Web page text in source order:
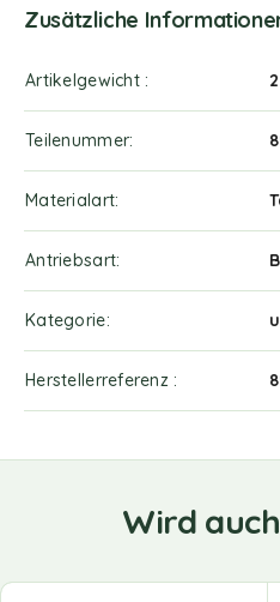
Zusätzliche
Artikelgewicht ‎
Teilenummer
Materialart
Antriebsart
Kategorie
Herstellerreferenz ‎
Wird